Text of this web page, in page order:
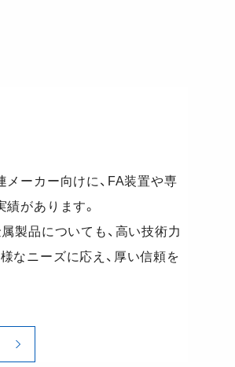
メーカー向けに、FA装置や専
績があります。
製品についても、高い技術力
なニーズに応え、厚い信頼を